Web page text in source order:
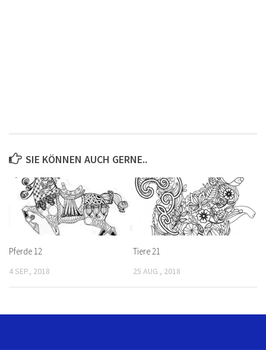
SIE KÖNNEN AUCH GERNE..
Pferde 12
4 SEP., 2018
Tiere 21
25 AUG., 2018